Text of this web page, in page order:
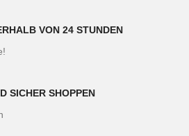
VON 24 STUNDEN
SICHER SHOPPEN